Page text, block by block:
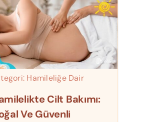
Hamileliğe Dair
Cilt Bakımı:
Ve Güvenli